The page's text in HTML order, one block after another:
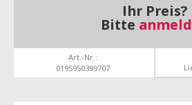
Ihr Preis?
Bitte
Art.-Nr.:
0195950399707